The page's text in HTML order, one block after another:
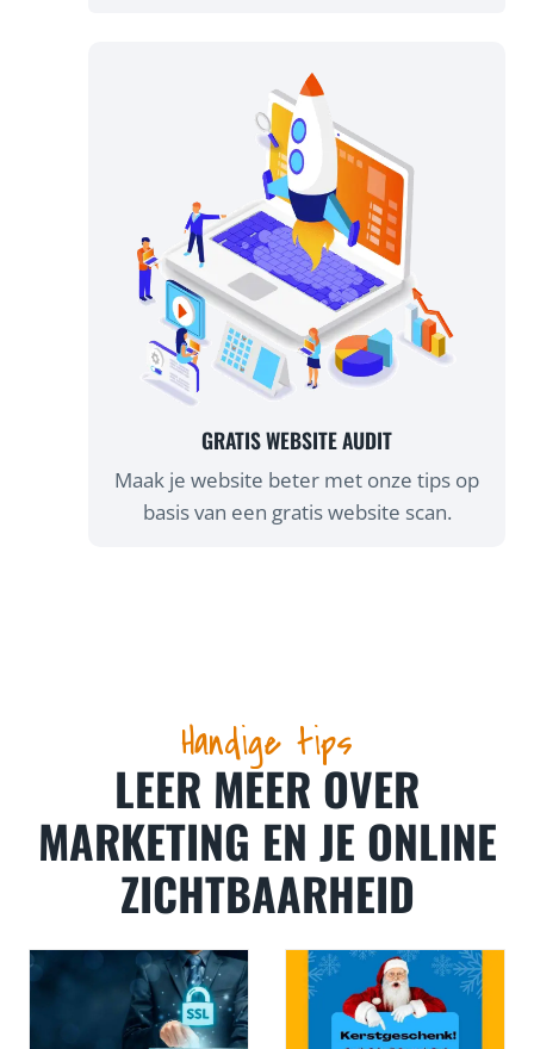
GRATIS WEBSITE AUDIT
Maak je website beter met onze tips op
basis van een gratis website scan.
Handige tips
LEER MEER OVER
MARKETING EN JE ONLINE
ZICHTBAARHEID